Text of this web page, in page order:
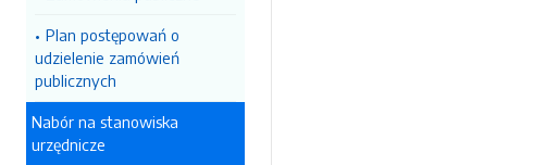
Plan postępowań o
udzielenie zamówień
publicznych
Nabór na stanowiska
urzędnicze